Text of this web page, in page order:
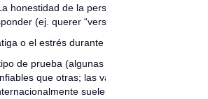
honestidad de la persona al
(ej. querer “verse bien”).
o el estrés durante la prueba.
de prueba (algunas son más
que otras; las validadas
suelen tener